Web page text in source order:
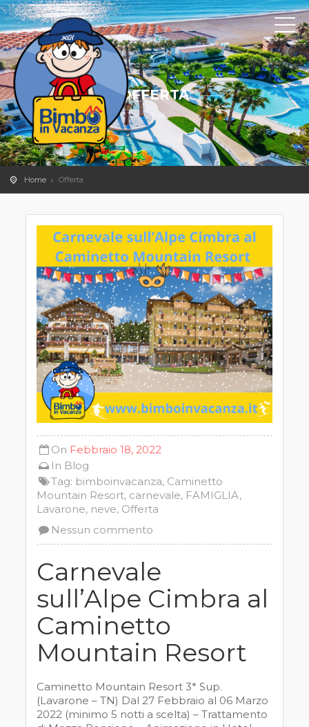
OFFERTA
Home Offerta
On Febbraio 18, 2022
In Blog
Tag: bimboinvacanza, Caminetto
Mountain Resort, carnevale, FAMIGLIA,
Lavarone, neve, Offerta
Nessun commento
Carnevale
sull’Alpe Cimbra al
Caminetto
Mountain Resort
Caminetto Mountain Resort 3* Sup.
(Lavarone – TN) Dal 27 Febbraio al 06 Marzo
2022 (minimo 5 notti a scelta) – Trattamento